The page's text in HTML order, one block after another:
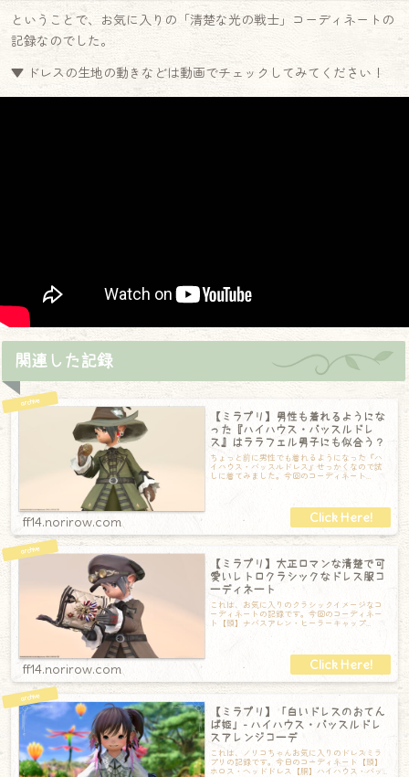
ということで、お気に入りの「清楚な光の戦士」コーディネートの
記録なのでした。
▼ ドレスの生地の動きなどは動画でチェックしてみてください！
関連した記録
【ミラプリ】男性も着れるようにな
った『ハイハウス・バッスルドレ
ス』はララフェル男子にも似合う？
ちょっと前に男性でも着れるようになった『ハ
イハウス・バッスルドレス』せっかくなので試
しに着てみました。今回のコーディネート
ff14.norirow.com
【ミラプリ】大正ロマンな清楚で可
愛いレトロクラシックなドレス服コ
ーディネート
これは、お気に入りのクラシックイメージなコ
ーディネートの記録です。今回のコーディネー
ト【頭】ナバスアレン・ヒーラーキャップ
ff14.norirow.com
【ミラプリ】「白いドレスのおてん
ば姫」- ハイハウス・バッスルドレ
スアレンジコーデ
これは、ノリコちゃんお気に入りのドレスミラ
プリの記録です。今日のコーディネート【頭】
ホロス・ヘッドドレス【胴】ハイハウス・バッ